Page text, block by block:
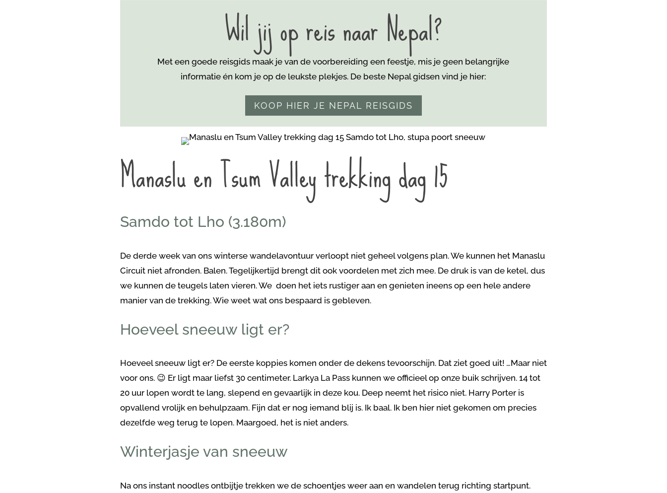
Wil jij op reis naar Nepal?
Met een goede reisgids maak je van de voorbereiding een feestje, mis je geen belangrijke
informatie én kom jeop de leukste plekjes. De beste Nepal gidsen vind je hier:
KOOP HIER JE NEPAL REISGIDS
Manaslu en Tsum Valley trekking dag 15
Samdo tot Lho (3.180m)
De derde week van ons winterse wandelavontuur verloopt niet geheel volgens plan. We kunnen het Manaslu
Circuit niet afronden. Balen. Tegelijkertijd brengt dit ook voordelen met zich mee. De druk is van de ketel, dus
we kunnen de teugels laten vieren. We doen het iets rustiger aan en genieten ineens op een hele andere
manier van de trekking. Wie weet wat ons bespaard is gebleven.
Hoeveel sneeuw ligt er?
Hoeveel sneeuw ligt er? De eerste koppies komen onder de dekens tevoorschijn. Dat ziet goed uit! …Maar niet
voor ons. 😉 Er ligt maar liefst 30 centimeter. Larkya La Pass kunnen we officieel op onze buik schrijven. 14 tot
20 uur lopen wordt te lang, slepend en gevaarlijk in deze kou. Deep neemt het risico niet. Harry Porter is
opvallend vrolijk en behulpzaam. Fijn dat er nog iemand blij is. Ik baal. Ik ben hier niet gekomen om precies
dezelfde weg terug te lopen. Maargoed, het is niet anders.
Winterjasje van sneeuw
Na ons instant noodles ontbijtje trekken we de schoentjes weer aan en wandelen terug richting startpunt.